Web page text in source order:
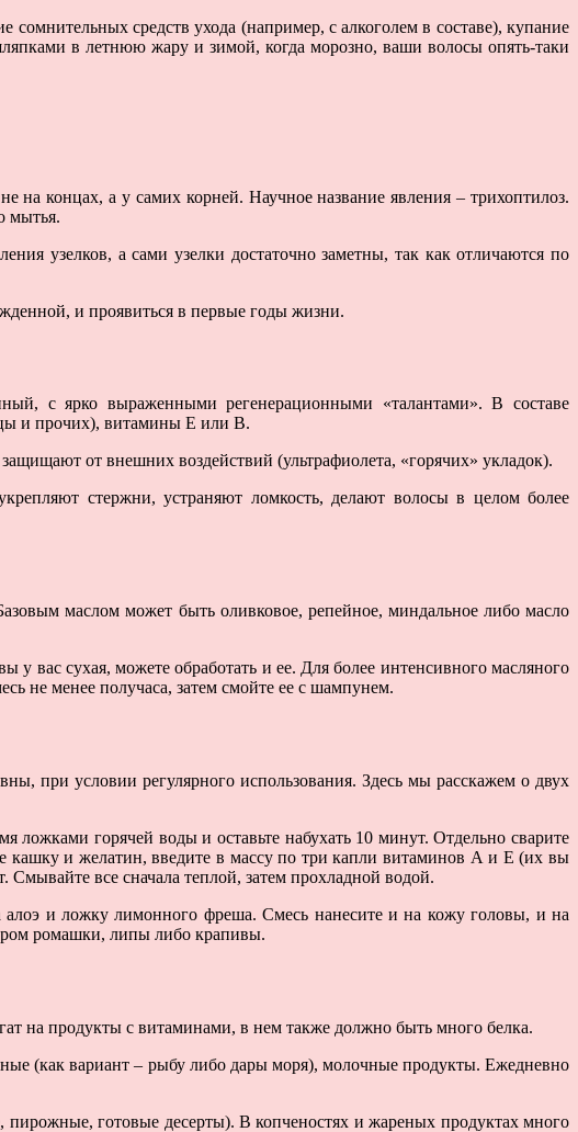
средств ухода (например, с алкоголем в составе), купание
в летнюю жару и зимой, когда морозно, ваши волосы опять-таки
на концах, а у самих корней. Научное название явления – трихоптилоз.
мытья.
узелков, а сами узелки достаточно заметны, так как отличаются по
и проявиться в первые годы жизни.
с ярко выраженными регенерационными «талантами». В составе
и прочих), витамины Е или В.
от внешних воздействий (ультрафиолета, «горячих» укладок).
стержни, устраняют ломкость, делают волосы в целом более
маслом может быть оливковое, репейное, миндальное либо масло
вас сухая, можете обработать и ее. Для более интенсивного масляного
не менее получаса, затем смойте ее с шампунем.
при условии регулярного использования. Здесь мы расскажем о двух
ложками горячей воды и оставьте набухать 10 минут. Отдельно сварите
кашку и желатин, введите в массу по три капли витаминов А и Е (их вы
все сначала теплой, затем прохладной водой.
алоэ и ложку лимонного фреша. Смесь нанесите и на кожу головы, и на
ромашки, липы либо крапивы.
на продукты с витаминами, в нем также должно быть много белка.
(как вариант – рыбу либо дары моря), молочные продукты. Ежедневно
пирожные, готовые десерты). В копченостях и жареных продуктах много